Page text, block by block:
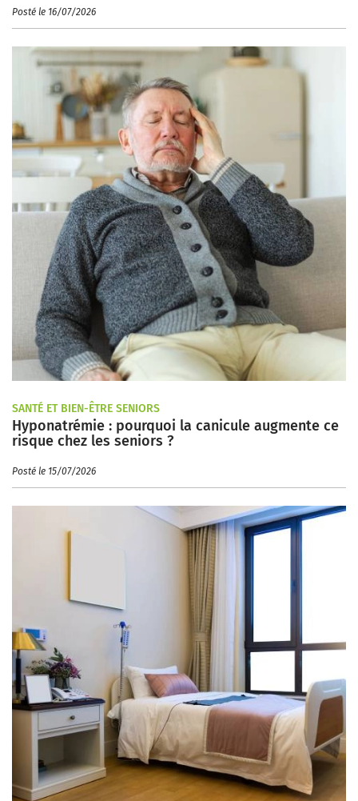
Posté le 16/07/2026
SANTÉ ET BIEN-ÊTRE SENIORS
Hyponatrémie : pourquoi la canicule augmente ce
risque chez les seniors ?
Posté le 15/07/2026